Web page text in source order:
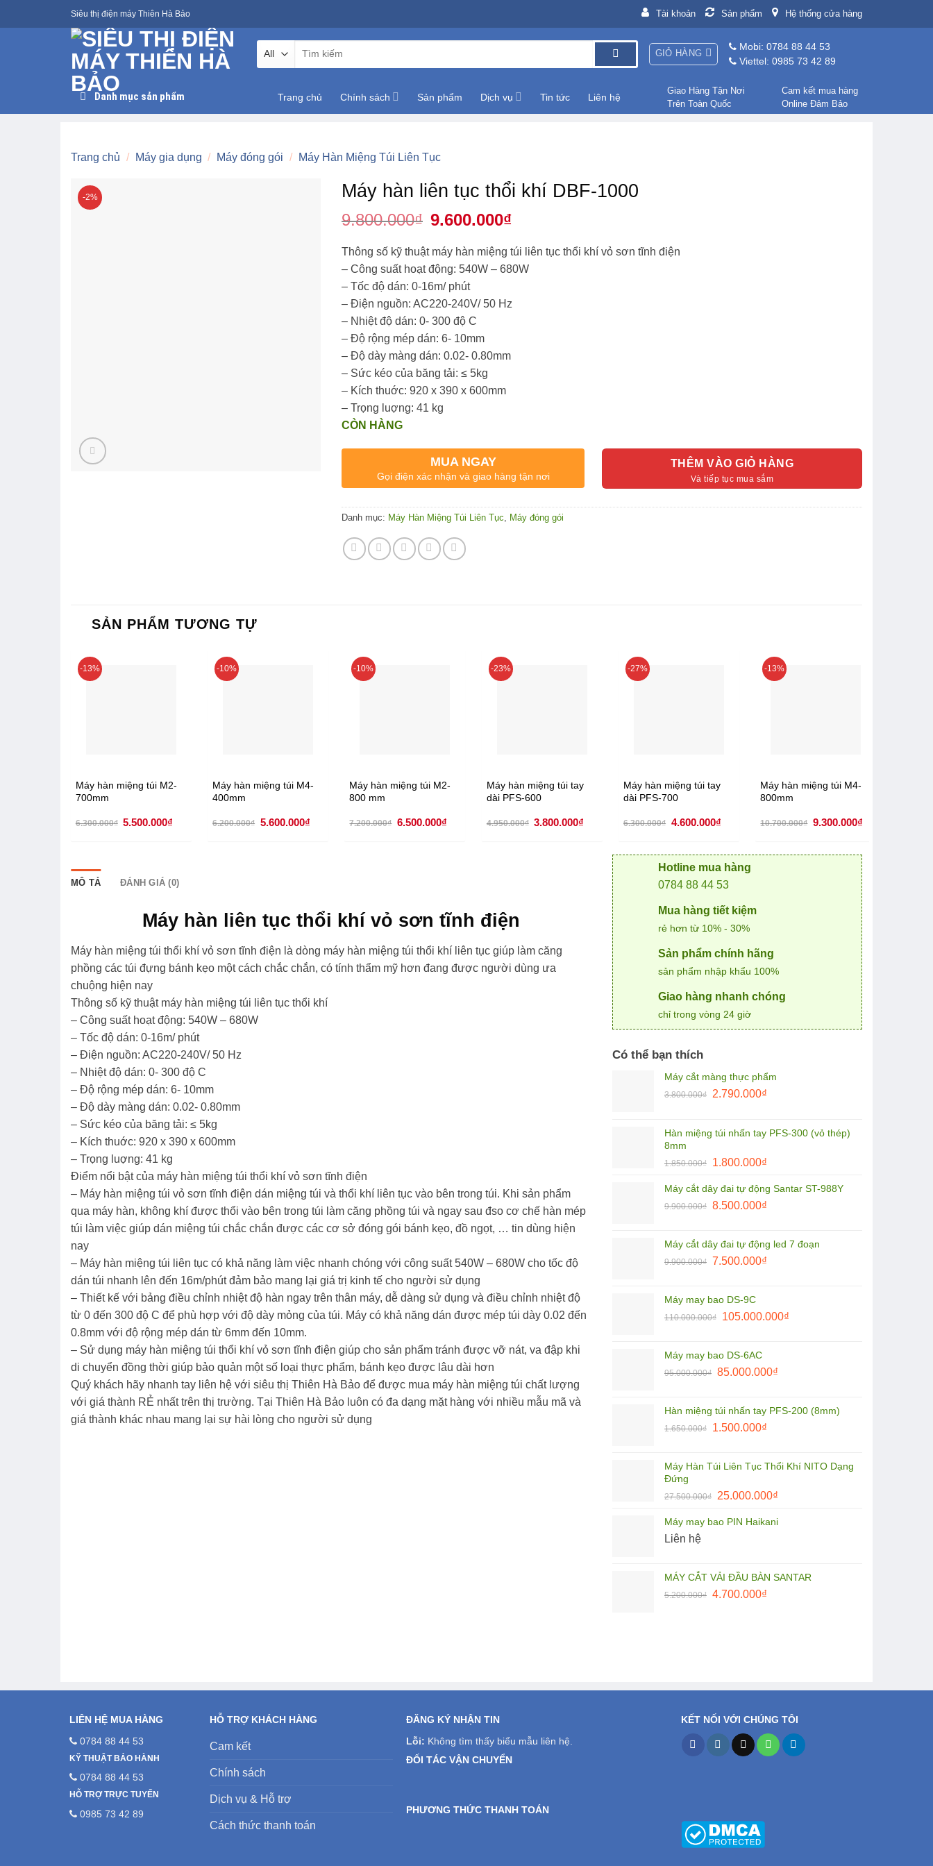
to
Siêu thị điện máy Thiên Hà Bảo Tài khoản Sản phẩm Hệ thống cửa hàng
kiếm:
GIỎ HÀNG
Mobi: 0784 88 44 53
Viettel: 0985 73 42 89
Danh mục sản phẩm Trang chủ Chính sách Sản phẩm Dịch vụ Tin tức Liên hệ
Giao Hàng Tận Nơi
Trên Toàn Quốc
Cam kết mua hàng
Online Đảm Bảo
Trang chủ / Máy gia dụng / Máy đóng gói / Máy Hàn Miệng Túi Liên Tục
-2% Máy hàn liên tục thổi khí DBF-1000
9.800.000₫
Giá
gốc
9.800.000₫.
9.600.000₫Giá
là:
9.600.000₫.
Thông số kỹ thuật máy hàn miệng túi liên tục thổi khí vỏ sơn tĩnh điện
– Công suất hoạt động: 540W – 680W
– Tốc độ dán: 0-16m/ phút
– Điện nguồn: AC220-240V/ 50 Hz
– Nhiệt độ dán: 0- 300 độ C
– Độ rộng mép dán: 6- 10mm
– Độ dày màng dán: 0.02- 0.80mm
– Sức kéo của băng tải: ≤ 5kg
– Kích thuớc: 920 x 390 x 600mm
– Trọng luợng: 41 kg
CÒN HÀNG
THÊM VÀO GIỎ HÀNG
MUA NGAY
Gọi điện xác nhận và giao hàng tận nơi
Danh mục: Máy Hàn Miệng Túi Liên Tục Máy đóng gói
SẢN PHẨM TƯƠNG TỰ
-13%
Máy hàn miệng túi M2-
700mm
6.300.000₫ Giá
5.500.000₫
-10%
Máy hàn miệng túi M4-
400mm
6.200.000₫ Giá
5.600.000₫Giá
-10%
Máy hàn miệng túi M2-
800 mm
7.200.000₫ Giá
6.500.000₫
-23%
Máy hàn miệng túi tay
dài PFS-600
4.950.000₫ Giá
3.800.000₫
3.800.000₫.
-27%
Máy hàn miệng túi tay
dài PFS-700
6.300.000₫ Giá
4.600.000₫Giá
4.600.000₫.
-13%
Máy hàn miệng túi M4-
800mm
10.700.000₫ Giá
9.300.000₫
MÔ TẢ ĐÁNH GIÁ (0)
Máy hàn liên tục thổi khí vỏ sơn tĩnh điện
Máy hàn miệng túi thổi khí vỏ sơn tĩnh điện là dòng máy hàn miệng túi thổi khí liên tục giúp làm căng
phồng các túi đựng bánh kẹo một cách chắc chắn, có tính thẩm mỹ hơn đang được người dùng ưa
chuộng hiện nay
Thông số kỹ thuật máy hàn miệng túi liên tục thổi khí
– Công suất hoạt động: 540W – 680W
– Tốc độ dán: 0-16m/ phút
– Điện nguồn: AC220-240V/ 50 Hz
– Nhiệt độ dán: 0- 300 độ C
– Độ rộng mép dán: 6- 10mm
– Độ dày màng dán: 0.02- 0.80mm
– Sức kéo của băng tải: ≤ 5kg
– Kích thuớc: 920 x 390 x 600mm
– Trọng luợng: 41 kg
Điểm nổi bật của máy hàn miệng túi thổi khí vỏ sơn tĩnh điện
– Máy hàn miệng túi vỏ sơn tĩnh điện dán miệng túi và thổi khí liên tục vào bên trong túi. Khi sản phẩm
qua máy hàn, không khí được thổi vào bên trong túi làm căng phồng túi và ngay sau đso cơ chế hàn mép
túi làm việc giúp dán miệng túi chắc chắn được các cơ sở đóng gói bánh kẹo, đồ ngọt, … tin dùng hiện
nay
– Máy hàn miệng túi liên tục có khả năng làm việc nhanh chóng với công suất 540W – 680W cho tốc độ
dán túi nhanh lên đến 16m/phút đảm bảo mang lại giá trị kinh tế cho người sử dụng
– Thiết kế với bảng điều chỉnh nhiệt độ hàn ngay trên thân máy, dễ dàng sử dụng và điều chỉnh nhiệt độ
từ 0 đến 300 độ C để phù hợp với độ dày mỏng của túi. Máy có khả năng dán được mép túi dày 0.02 đến
0.8mm với độ rộng mép dán từ 6mm đến 10mm.
– Sử dụng máy hàn miệng túi thổi khí vỏ sơn tĩnh điện giúp cho sản phẩm tránh được vỡ nát, va đập khi
di chuyển đồng thời giúp bảo quản một số loại thực phẩm, bánh kẹo được lâu dài hơn
Quý khách hãy nhanh tay liên hệ với siêu thị Thiên Hà Bảo để được mua máy hàn miệng túi chất lượng
với giá thành RẺ nhất trên thị trường. Tại Thiên Hà Bảo luôn có đa dạng mặt hàng với nhiều mẫu mã và
giá thành khác nhau mang lại sự hài lòng cho người sử dụng
Hotline mua hàng
0784 88 44 53
Mua hàng tiết kiệm
rẻ hơn từ 10% - 30%
Sản phẩm chính hãng
sản phẩm nhập khẩu 100%
Giao hàng nhanh chóng
chỉ trong vòng 24 giờ
Có thể bạn thích
Máy cắt màng thực phẩm
3.800.000₫
Giá
3.800.000₫.
2.790.000₫Giá
là:
Hàn miệng túi nhấn tay PFS-300 (vỏ thép)
8mm
1.850.000₫
Giá
là:
1.850.000₫.
1.800.000₫Giá
tại
là:
Máy cắt dây đai tự động Santar ST-988Y
9.900.000₫ Giá
9.900.000₫.
8.500.000₫Giá
là:
8.500.000₫.
Máy cắt dây đai tự động led 7 đoạn
9.900.000₫ Giá
9.900.000₫.
7.500.000₫Giá
7.500.000₫.
Máy may bao DS-9C
110.000.000₫
Giá
110.000.000₫.
105.000.000₫Giá
Máy may bao DS-6AC
95.000.000₫ Giá
95.000.000₫.
85.000.000₫Giá
là:
Hàn miệng túi nhấn tay PFS-200 (8mm)
1.650.000₫
Giá
1.650.000₫.
1.500.000₫Giá
là:
Máy Hàn Túi Liên Tục Thổi Khí NITO Dạng
Đứng
27.500.000₫
Giá
là:
25.000.000₫Giá
tại
Máy may bao PIN Haikani
Liên hệ
MÁY CẮT VẢI ĐẦU BÀN SANTAR
5.200.000₫ Giá
4.700.000₫Giá
LIÊN HỆ MUA HÀNG
0784 88 44 53
KỸ THUẬT BẢO HÀNH
0784 88 44 53
HỖ TRỢ TRỰC TUYẾN
0985 73 42 89
HỖ TRỢ KHÁCH HÀNG
Cam kết
Chính sách
Dịch vụ & Hỗ trợ
Cách thức thanh toán
ĐĂNG KÝ NHẬN TIN
Lỗi: Không tìm thấy biểu mẫu liên hệ.
ĐỐI TÁC VẬN CHUYỂN
PHƯƠNG THỨC THANH TOÁN
KẾT NỐI VỚI CHÚNG TÔI